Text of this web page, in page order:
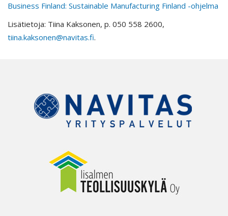
Business Finland: Sustainable Manufacturing Finland -ohjelma
Lisätietoja: Tiina Kaksonen, p. 050 558 2600,
tiina.kaksonen@navitas.fi.